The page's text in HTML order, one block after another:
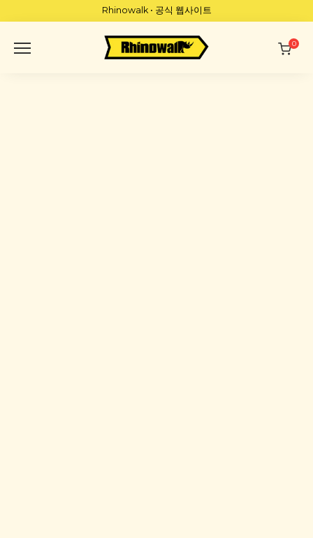
to
Rhinowalk • 공식 웹사이트
0